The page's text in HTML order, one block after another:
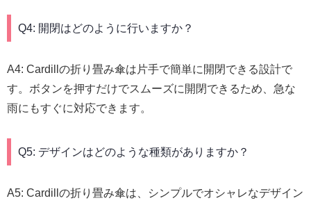
Q4: 開閉はどのように行いますか？
A4: Cardillの折り畳み傘は片手で簡単に開閉できる設計で
す。ボタンを押すだけでスムーズに開閉できるため、急な
雨にもすぐに対応できます。
Q5: デザインはどのような種類がありますか？
A5: Cardillの折り畳み傘は、シンプルでオシャレなデザイン